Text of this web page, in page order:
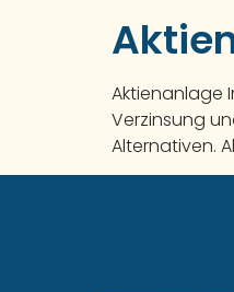
Aktienanlage
Verzinsung
Alternativen.